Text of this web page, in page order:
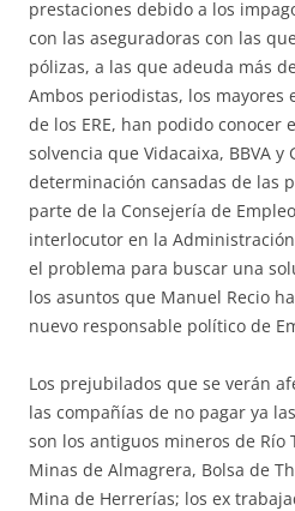
prestaciones debido a los
con las aseguradoras con las
pólizas, a las que adeuda más
Ambos periodistas, los mayores
de los ERE, han podido conocer
solvencia que Vidacaixa, BBVA
determinación cansadas de las
parte de la Consejería de
interlocutor en la
el problema para buscar una
los asuntos que Manuel Recio
nuevo responsable político de
Los prejubilados que se verán
las compañías de no pagar ya
son los antiguos mineros de Río
Minas de Almagrera, Bolsa de
Mina de Herrerías; los ex